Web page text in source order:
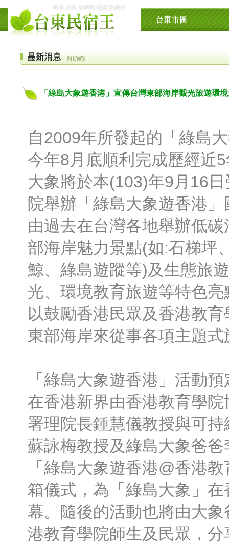
民宿王民宿網民宿資訊網台東花東花蓮綠島民宿住宿旅遊景點交
「綠島大象遊香港」宣傳台灣東部海岸觀光旅遊環
自2009年所發起的「綠島
今年8月底順利完成歷經近
大象將於本(103)年9月16
院舉辦「綠島大象遊香港
由過去在台灣各地舉辦低
部海岸魅力景點(如:石梯坪
鯨、綠島遊蹤等)及生態旅
光、環境教育旅遊等特色
以鼓勵香港民眾及香港教
東部海岸來從事各項主題式
「綠島大象遊香港」活動
在香港新界由香港教育學
署理院長鍾慧儀教授與可
蘇詠梅教授及綠島大象爸
「綠島大象遊香港@香港
箱儀式，為「綠島大象」
幕。隨後的活動也將由大
港教育學院師生及民眾，